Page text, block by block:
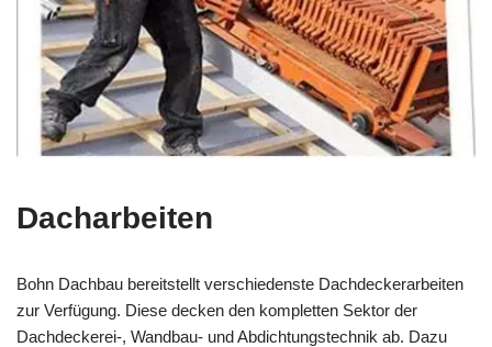
Dacharbeiten
Bohn Dachbau bereitstellt verschiedenste Dachdeckerarbeiten
zur Verfügung. Diese decken den kompletten Sektor der
Dachdeckerei-, Wandbau- und Abdichtungstechnik ab. Dazu